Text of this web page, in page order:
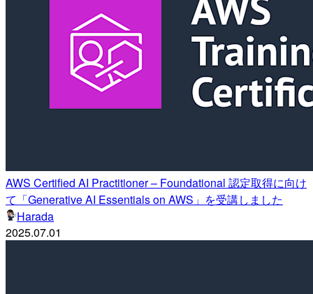
AWS Certified AI Practitioner – Foundational 認定取得に向け
て「Generative AI Essentials on AWS」を受講しました
Harada
2025.07.01